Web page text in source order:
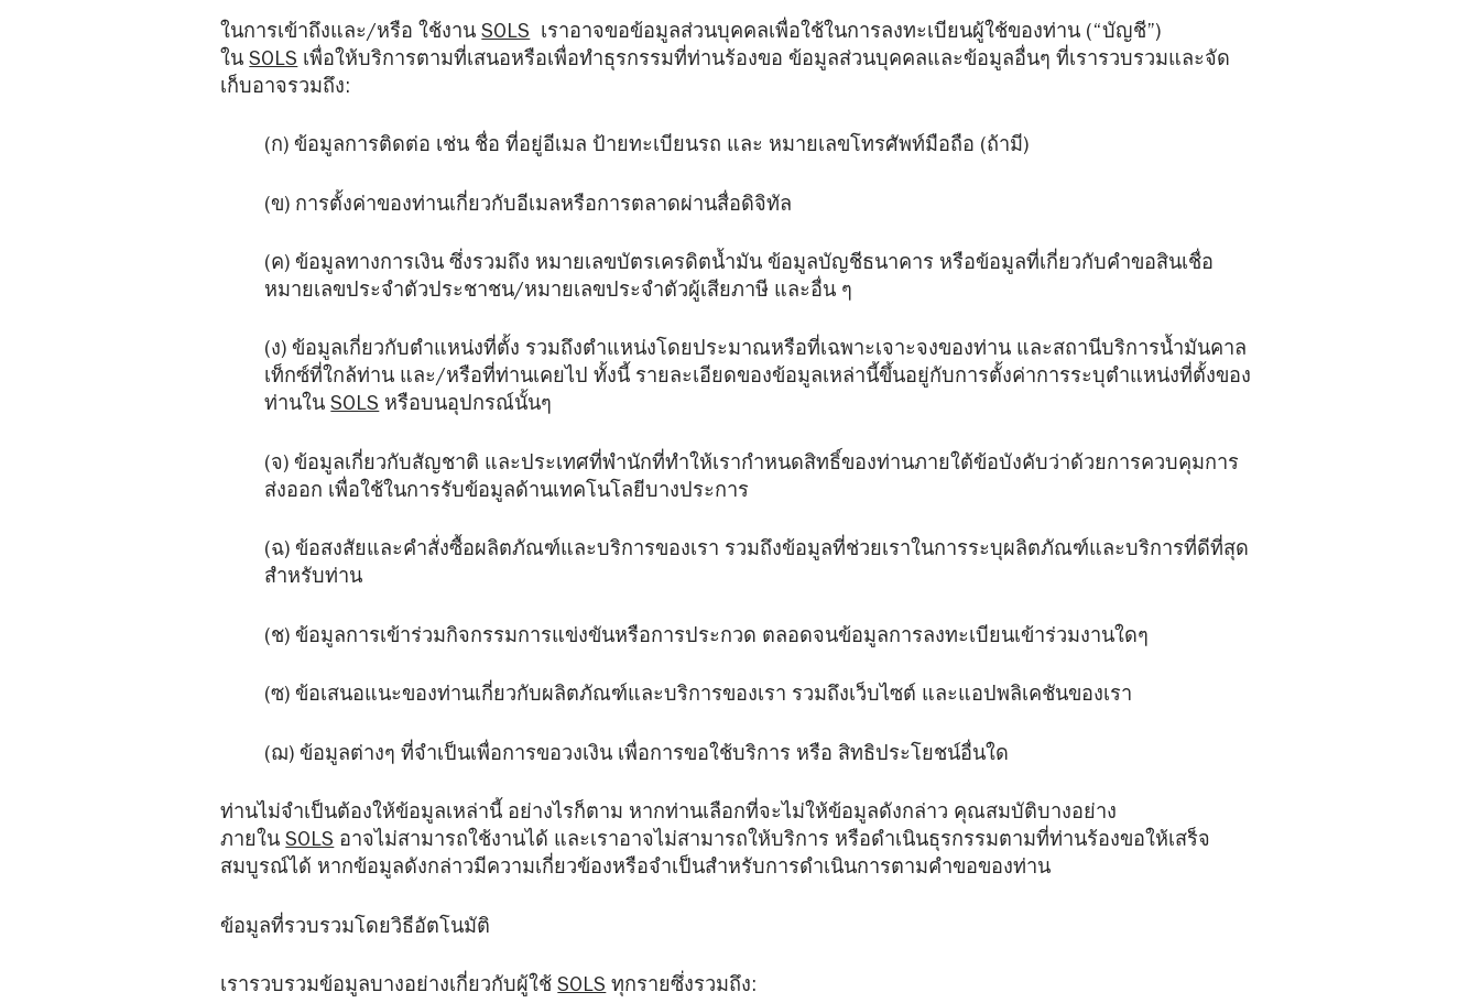
ในการเข้าถึงและ/หรือ ใช้งานSOLSเราอาจขอข้อมูลส่วนบุคคลเพื่อใช้ในการลงทะเบียนผู้ใช้ของท่าน (“บัญชี”)
ในSOLSเพื่อให้บริการตามที่เสนอหรือเพื่อทำธุรกรรมที่ท่านร้องขอ ข้อมูลส่วนบุคคลและข้อมูลอื่นๆ ที่เรารวบรวมและจัด
เก็บอาจรวมถึง:
(ก) ข้อมูลการติดต่อ เช่น ชื่อ ที่อยู่อีเมล ป้ายทะเบียนรถ และ หมายเลขโทรศัพท์มือถือ (ถ้ามี)
(ข) การตั้งค่าของท่านเกี่ยวกับอีเมลหรือการตลาดผ่านสื่อดิจิทัล
(ค) ข้อมูลทางการเงิน ซึ่งรวมถึง หมายเลขบัตรเครดิตน้ำมัน ข้อมูลบัญชีธนาคาร หรือข้อมูลที่เกี่ยวกับคำขอสินเชื่อ
หมายเลขประจำตัวประชาชน/หมายเลขประจำตัวผู้เสียภาษี และอื่น ๆ
(ง) ข้อมูลเกี่ยวกับตำแหน่งที่ตั้ง รวมถึงตำแหน่งโดยประมาณหรือที่เฉพาะเจาะจงของท่าน และสถานีบริการน้ำมันคาล
เท็กซ์ที่ใกล้ท่าน และ/หรือที่ท่านเคยไป ทั้งนี้ รายละเอียดของข้อมูลเหล่านี้ขึ้นอยู่กับการตั้งค่าการระบุตำแหน่งที่ตั้งของ
ท่านในSOLSหรือบนอุปกรณ์นั้นๆ
(จ) ข้อมูลเกี่ยวกับสัญชาติ และประเทศที่พำนักที่ทำให้เรากำหนดสิทธิ์ของท่านภายใต้ข้อบังคับว่าด้วยการควบคุมการ
ส่งออก เพื่อใช้ในการรับข้อมูลด้านเทคโนโลยีบางประการ
(ฉ) ข้อสงสัยและคำสั่งซื้อผลิตภัณฑ์และบริการของเรา รวมถึงข้อมูลที่ช่วยเราในการระบุผลิตภัณฑ์และบริการที่ดีที่สุด
สำหรับท่าน
(ช) ข้อมูลการเข้าร่วมกิจกรรมการแข่งขันหรือการประกวด ตลอดจนข้อมูลการลงทะเบียนเข้าร่วมงานใดๆ
(ซ) ข้อเสนอแนะของท่านเกี่ยวกับผลิตภัณฑ์และบริการของเรา รวมถึงเว็บไซต์ และแอปพลิเคชันของเรา
(ฌ) ข้อมูลต่างๆ ที่จำเป็นเพื่อการขอวงเงิน เพื่อการขอใช้บริการ หรือ สิทธิประโยชน์อื่นใด
ท่านไม่จำเป็นต้องให้ข้อมูลเหล่านี้ อย่างไรก็ตาม หากท่านเลือกที่จะไม่ให้ข้อมูลดังกล่าว คุณสมบัติบางอย่าง
ภายในSOLSอาจไม่สามารถใช้งานได้ และเราอาจไม่สามารถให้บริการ หรือดำเนินธุรกรรมตามที่ท่านร้องขอให้เสร็จ
สมบูรณ์ได้ หากข้อมูลดังกล่าวมีความเกี่ยวข้องหรือจำเป็นสำหรับการดำเนินการตามคำขอของท่าน
ข้อมูลที่รวบรวมโดยวิธีอัตโนมัติ
เรารวบรวมข้อมูลบางอย่างเกี่ยวกับผู้ใช้SOLSทุกรายซึ่งรวมถึง: